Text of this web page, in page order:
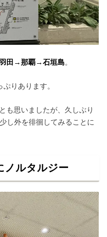
田→那覇→石垣島。
ぷりあります。
も思いましたが、久しぶり
し外を徘徊してみることに
ノルタルジー